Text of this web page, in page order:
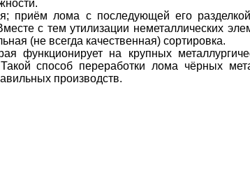
приём лома с последующей его
с тем утилизации неметаллических
(не всегда качественная) сортировка.
функционирует на крупных
способ переработки лома чёрных
производств.